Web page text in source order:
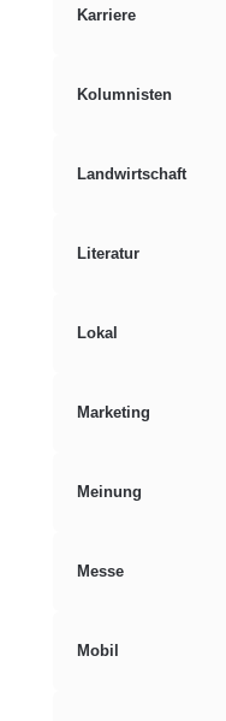
Karriere
Kolumnisten
Landwirtschaft
Literatur
Lokal
Marketing
Meinung
Messe
Mobil